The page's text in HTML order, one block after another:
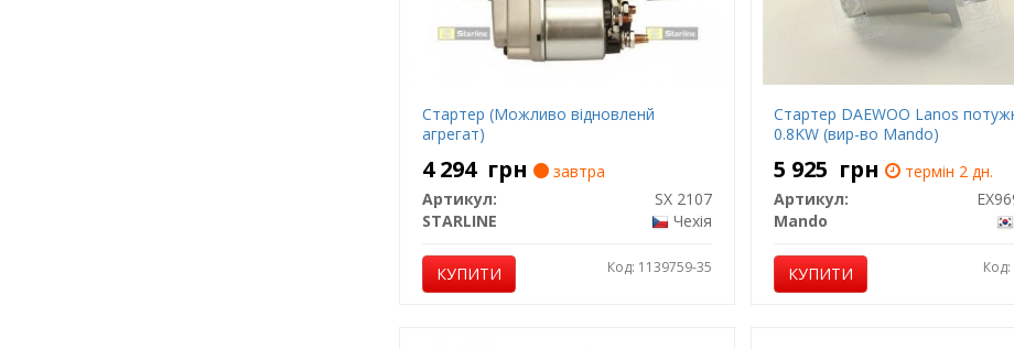
Стартер (Можливо відновленй
агрегат)
4 294 грн
завтра
Артикул:
SX 2107
STARLINE
Чехія
КУПИТИ Код: 1139759-35
Стартер DAEWOO Lanos
0.8KW (вир-во Mando)
5 925 грн
термін 2 дн.
Артикул:
Mando
КУПИТИ